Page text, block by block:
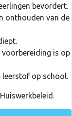
bevordert.
onthouden van de
voorbereiding is op
leerstof op school.